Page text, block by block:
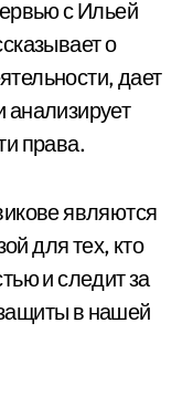
с Ильей
о
дает
права.
являются
для тех, кто
и следит за
в нашей